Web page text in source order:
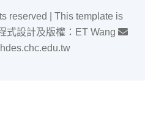
reserved | This template is
式設計及版權：ET Wang